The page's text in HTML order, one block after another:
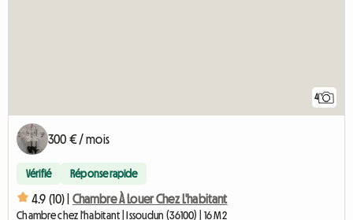
4
300 € / mois
Vérifié Réponse rapide
4.9 (10) | Chambre À Louer Chez L'habitant
Chambre chez l'habitant | Issoudun (36100) | 16 M2